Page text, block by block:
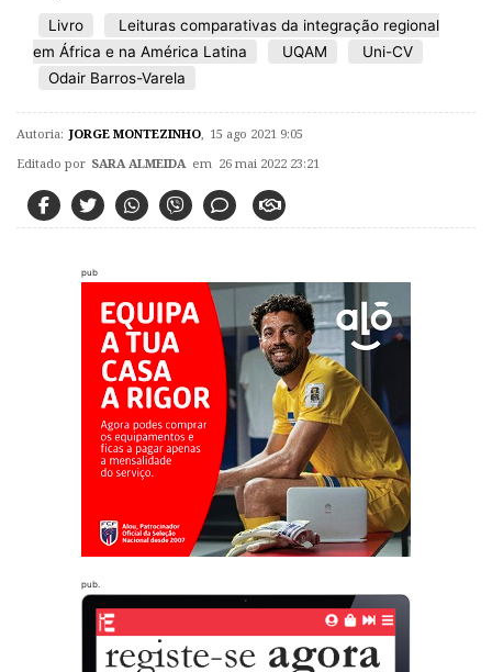
Livro
Leituras comparativas da integração regional
em África e na América Latina
UQAM
Uni-CV
Odair Barros-Varela
Autoria: JORGE MONTEZINHO 15 ago 2021 9:05
Editado por SARA ALMEIDA em 26 mai 2022 23:21
pub
pub.